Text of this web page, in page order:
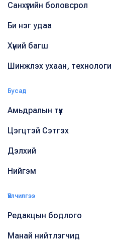
Санхүүгийн боловсрол
Би нэг удаа
Хүний багш
Шинжлэх ухаан, технологи
Бусад
Амьдралын түүх
Цэгцтэй Сэтгэх
Дэлхий
Нийгэм
Үйлчилгээ
Редакцын бодлого
Манай нийтлэгчид